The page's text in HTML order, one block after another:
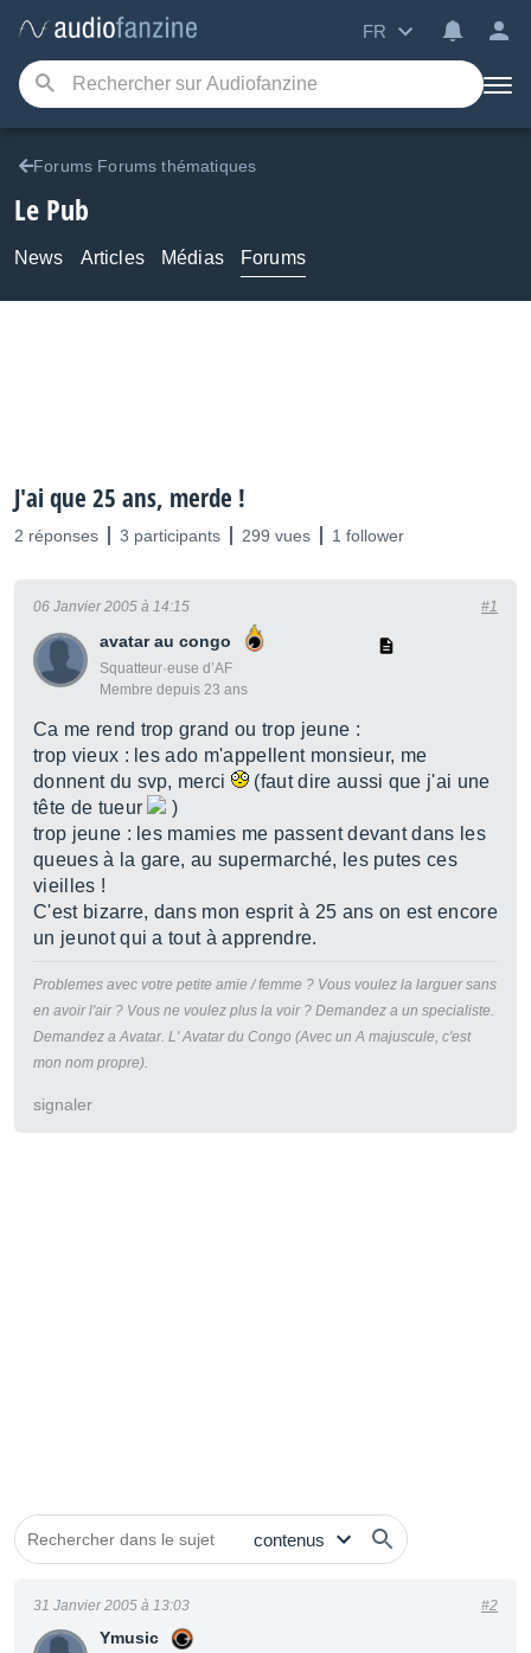
FR
Forums Forums thématiques
Le Pub
News Articles Médias Forums
J'ai que 25 ans, merde !
2 réponses 3 participants 299 vues 1 follower
avatar au congo
Squatteur·euse d’AF
Membre depuis 23 ans
06 Janvier 2005 à 14:15 #1
Ca me rend trop grand ou trop jeune :
trop vieux : les ado m'appellent monsieur, me
donnent du svp, merci
(faut dire aussi que j'ai une
tête de tueur
)
trop jeune : les mamies me passent devant dans les
queues à la gare, au supermarché, les putes ces
vieilles !
C'est bizarre, dans mon esprit à 25 ans on est encore
un jeunot qui a tout à apprendre.
Problemes avec votre petite amie / femme ? Vous voulez la larguer sans
en avoir l'air ? Vous ne voulez plus la voir ? Demandez a un specialiste.
Demandez a Avatar. L' Avatar du Congo (Avec un A majuscule, c'est
mon nom propre).
signaler
Ymusic
31 Janvier 2005 à 13:03 #2